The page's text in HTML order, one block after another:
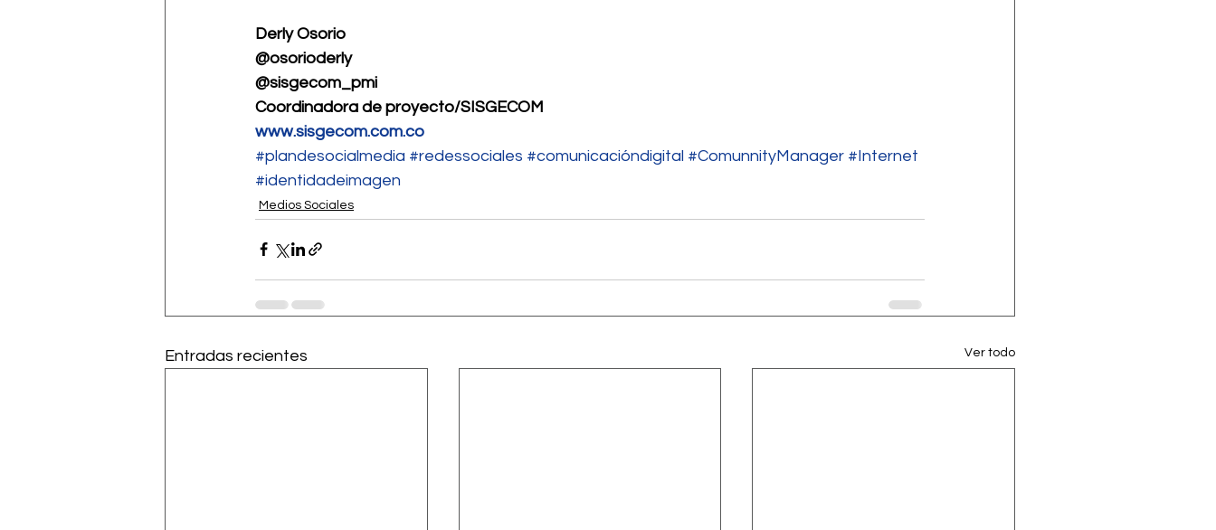
Derly Osorio
@osorioderly
@sisgecom_pmi
Coordinadora de proyecto/SISGECOM
www.sisgecom.com.co
#plandesocialmedia #redessociales #comunicacióndigital #ComunnityManager #Internet
#identidadeimagen
Medios Sociales
Entradas recientes Ver todo